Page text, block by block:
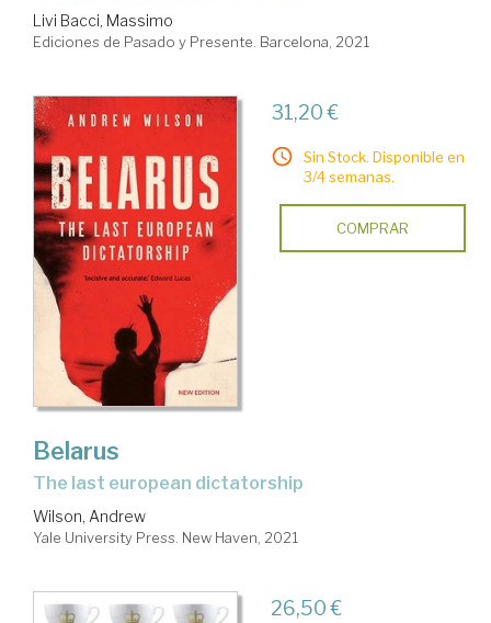
Livi Bacci, Massimo
Ediciones de Pasado y Presente. Barcelona, 2021
31,20 €
Sin Stock. Disponible en
3/4 semanas.
COMPRAR
Belarus
the last european dictatorship
Wilson, Andrew
Yale University Press. New Haven, 2021
26,50 €